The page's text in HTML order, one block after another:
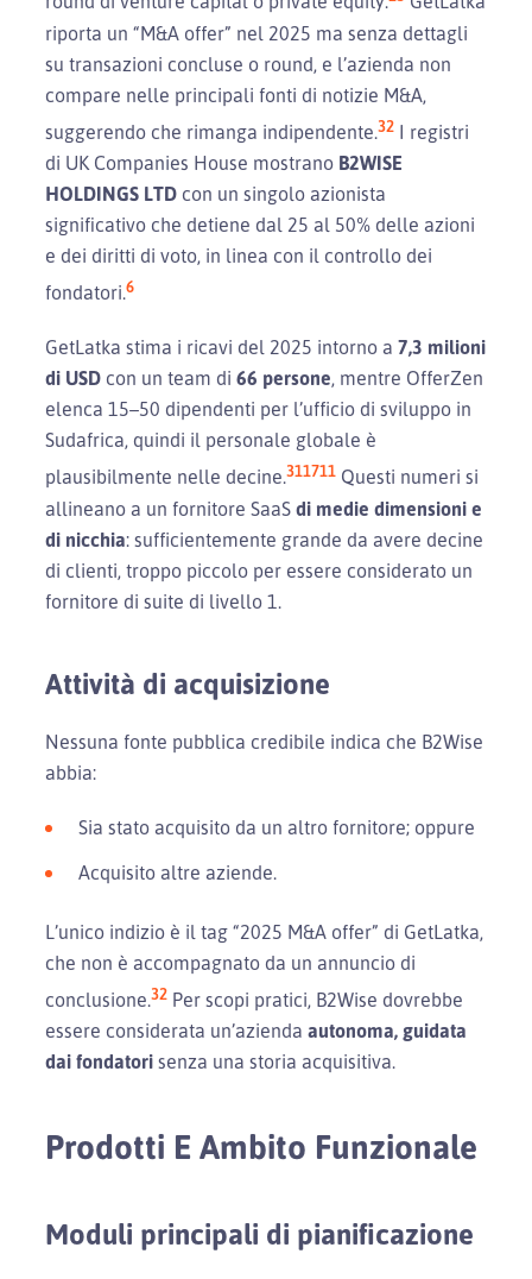
riporta un “M&A offer” nel 2025 ma senza dettagli
su transazioni concluse o round, e l’azienda non
compare nelle principali fonti di notizie M&A,
suggerendo che rimanga indipendente.32 I registri
di UK Companies House mostrano B2WISE
HOLDINGS LTD con un singolo azionista
significativo che detiene dal 25 al 50% delle azioni
e dei diritti di voto, in linea con il controllo dei
fondatori.6
GetLatka stima i ricavi del 2025 intorno a 7,3 milioni
di USD con un team di 66 persone, mentre OfferZen
elenca 15–50 dipendenti per l’ufficio di sviluppo in
Sudafrica, quindi il personale globale è
plausibilmente nelle decine.311711 Questi numeri si
allineano a un fornitore SaaS di medie dimensioni e
di nicchia: sufficientemente grande da avere decine
di clienti, troppo piccolo per essere considerato un
fornitore di suite di livello 1.
Attività di acquisizione
Nessuna fonte pubblica credibile indica che B2Wise
abbia:
Sia stato acquisito da un altro fornitore; oppure
Acquisito altre aziende.
L’unico indizio è il tag “2025 M&A offer” di GetLatka,
che non è accompagnato da un annuncio di
conclusione.32 Per scopi pratici, B2Wise dovrebbe
essere considerata un’azienda autonoma, guidata
dai fondatori senza una storia acquisitiva.
Prodotti E Ambito Funzionale
Moduli principali di pianificazione